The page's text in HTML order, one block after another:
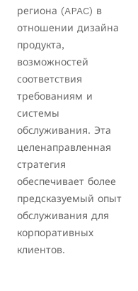
региона (APAC) в
отношении дизайна
продукта,
возможностей
соответствия
требованиям и
системы
обслуживания. Эта
целенаправленная
стратегия
обеспечивает более
предсказуемый опыт
обслуживания для
корпоративных
клиентов.